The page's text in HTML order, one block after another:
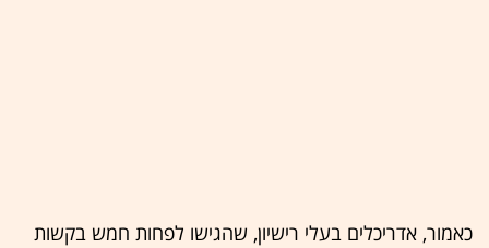
כאמור, אדריכלים בעלי רישיון, שהגישו לפחות חמש בקשות